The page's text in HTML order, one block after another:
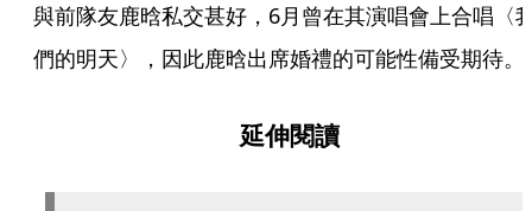
與前隊友鹿晗私交甚好，6月曾在其演唱會上合唱〈
們的明天〉，因此鹿晗出席婚禮的可能性備受期待。
延伸閱讀